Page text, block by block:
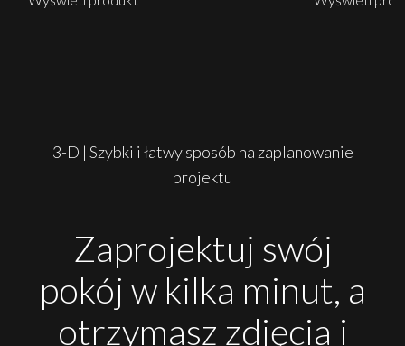
3-D | Szybki i łatwy sposób na zaplanowanie
projektu
Zaprojektuj swój
pokój w kilka minut, a
otrzymasz zdjęcia i